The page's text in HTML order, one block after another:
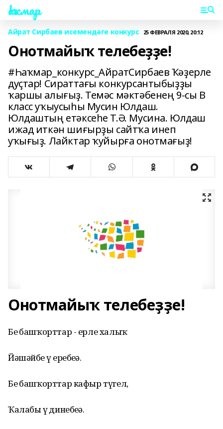
Һаҡмар
Айрат Сирбаев исемендәге конкурс 25 ФЕВРАЛЯ 2020, 20:12
Онотмайыҡ телебеҙҙе!
#Һаҡмар_конкурс_АйратСирбаев Ҡәҙерле
дуҫтар! Сираттағы конкурсантыбыҙҙы
ҡаршы алығыҙ. Темәс мәктәбенең 9-сы В
класс уҡыусыһы Мусин Юлдаш.
Юлдаштың етәксеһе Т.Ә. Мусина. Юлдаш
ижад иткән шиғырҙы сайтҡа инеп
уҡығыҙ. Лайктар ҡуйырға онотмағыҙ!
Онотмайыҡ телебеҙҙе!
Беҙ башҡорттар - ерле халыҡ
Йәшәйбеҙ үҙ еребеҙҙә.
Беҙ башҡорттар кафыр түгел,
Ҡалабыҙ үҙ динебеҙҙә.